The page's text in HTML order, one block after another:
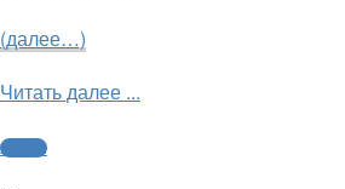
(далее…)
Читать далее ...
Хоккей